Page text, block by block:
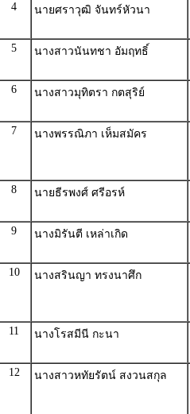
4 นายศราวุฒิ จันทร์หัวนา
5 นางสาวนันทชา อัมฤทธิ์
6 นางสาวมุทิตรา กตสุริย์
7 นางพรรณิภา เห็มสมัคร
8 นายธีรพงศ์ ศรีอรห์
9 นางมิรันตี เหล่าเกิด
10 นางสรินญา ทรงนาศึก
11 นางโรสมีนี กะนา
12 นางสาวหทัยรัตน์ สงวนสกุล